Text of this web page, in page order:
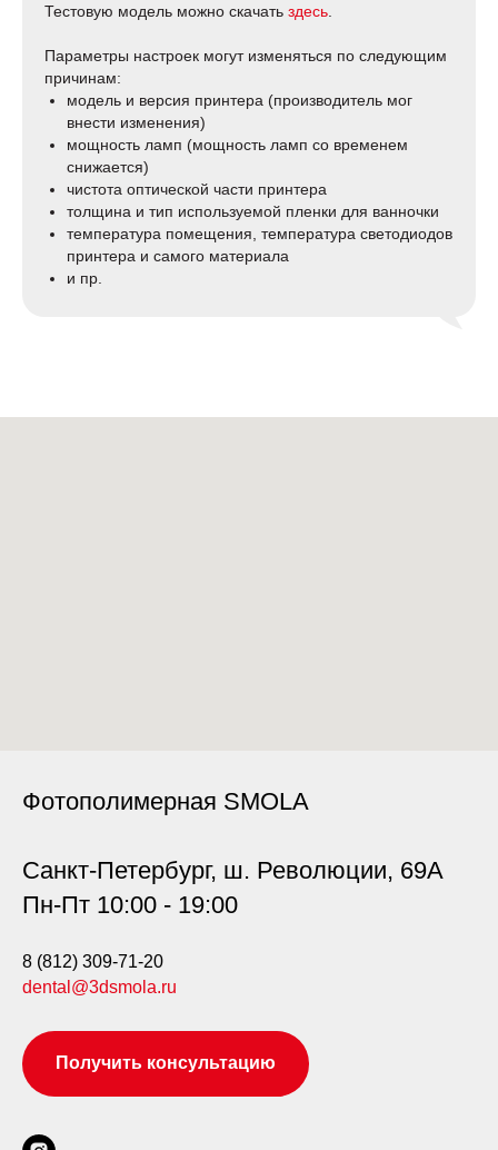
Тестовую модель можно скачать здесь
Параметры настроек могут изменяться по следующим
причинам:
модель и версия принтера (производитель мог
внести изменения)
мощность ламп (мощность ламп со временем
снижается)
чистота оптической части принтера
толщина и тип используемой пленки для ванночки
температура помещения, температура светодиодов
принтера и самого материала
и пр.
Фотополимерная SMOLA
Санкт-Петербург, ш. Революции, 69А
Пн-Пт 10:00 - 19:00
8 (812) 309-71-20
dental@3dsmola.ru
Получить консультацию